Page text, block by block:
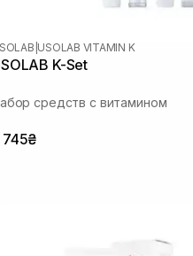
USOLAB VITAMIN K
K-Set
средств с витамином
745₴